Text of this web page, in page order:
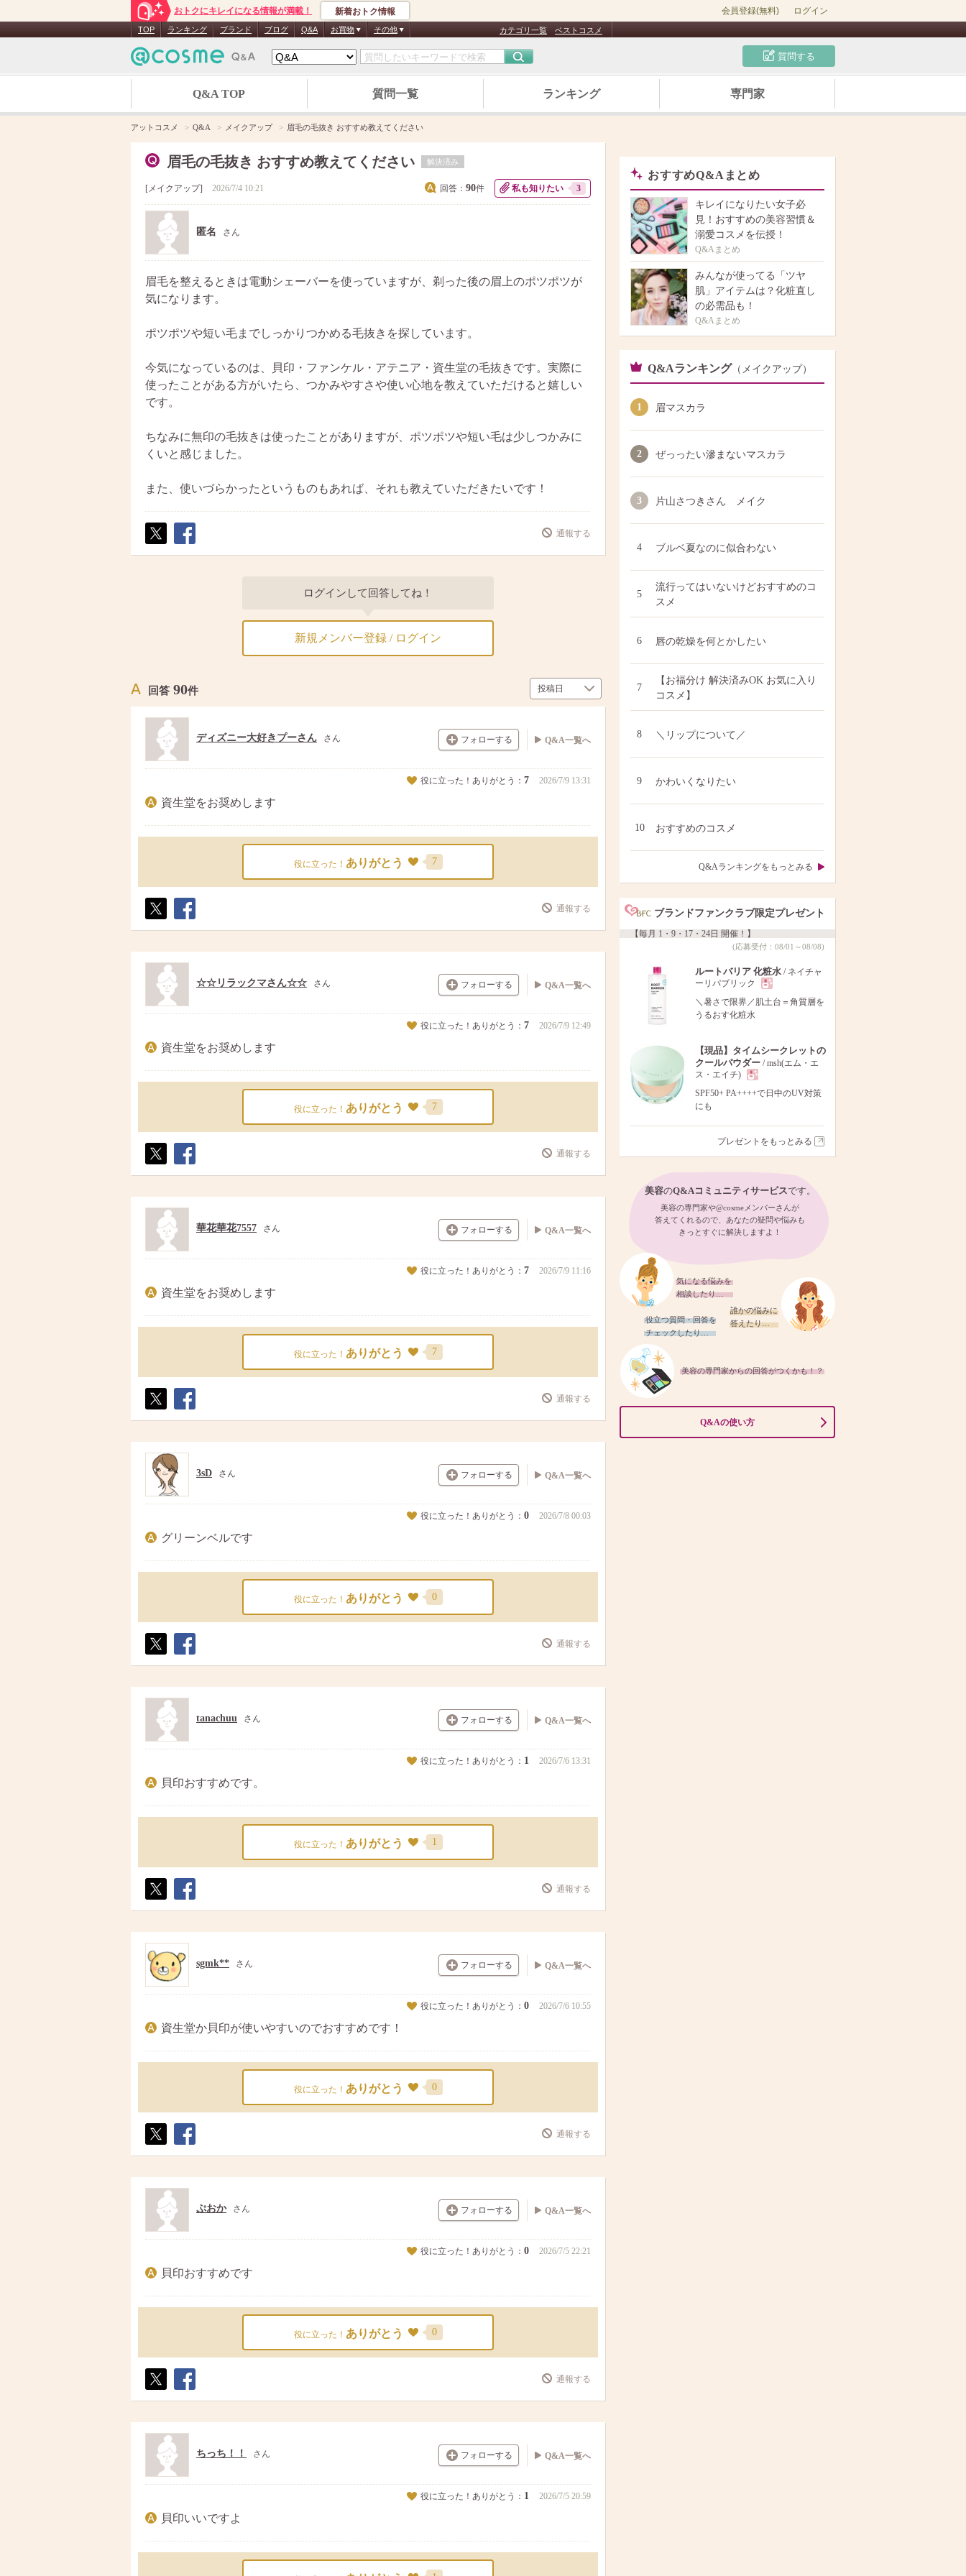
おトクにキレイになる情報が満載！ 新着おトク情報 会員登録(無料) ログイン
TOP ランキング ブランド ブログ Q&A お買物 その他 カテゴリ一覧 ベストコスメ
質問する
Q&A TOP 質問一覧 ランキング 専門家
アットコスメ Q&A メイクアップ 眉毛の毛抜き おすすめ教えてください
眉毛の毛抜き おすすめ教えてください 解決済み
メイクアップ 2026/7/4 10:21 回答： 90件 私も知りたい 3
匿名 さん
眉毛を整えるときは電動シェーバーを使っていますが、剃った後の眉上のポツポツが
気になります。
ポツポツや短い毛までしっかりつかめる毛抜きを探しています。
今気になっているのは、貝印・ファンケル・アテニア・資生堂の毛抜きです。実際に
使ったことがある方がいたら、つかみやすさや使い心地を教えていただけると嬉しい
です。
ちなみに無印の毛抜きは使ったことがありますが、ポツポツや短い毛は少しつかみに
くいと感じました。
また、使いづらかったというものもあれば、それも教えていただきたいです！
ト
ア
通報する
ログインして回答してね！
新規メンバー登録 / ログイン
回答 90件
フォローする
ディズニー大好きプーさん さん Q&A一覧へ
役に立った！ありがとう： 7 2026/7/9 13:31
資生堂をお奨めします
役に立った！ ありがとう 7
ト
ア
通報する
フォローする
☆☆リラックマさん☆☆ さん Q&A一覧へ
役に立った！ありがとう： 7 2026/7/9 12:49
資生堂をお奨めします
役に立った！ ありがとう 7
ト
ア
通報する
フォローする
華花華花7557 さん Q&A一覧へ
役に立った！ありがとう： 7 2026/7/9 11:16
資生堂をお奨めします
役に立った！ ありがとう 7
ト
ア
通報する
フォローする
3sD さん Q&A一覧へ
役に立った！ありがとう： 0 2026/7/8 00:03
グリーンベルです
役に立った！ ありがとう 0
ト
ア
通報する
フォローする
tanachuu さん Q&A一覧へ
役に立った！ありがとう： 1 2026/7/6 13:31
貝印おすすめです。
役に立った！ ありがとう 1
ト
ア
通報する
フォローする
sgmk** さん Q&A一覧へ
役に立った！ありがとう： 0 2026/7/6 10:55
資生堂か貝印が使いやすいのでおすすめです！
役に立った！ ありがとう 0
ト
ア
通報する
フォローする
ぷおか さん Q&A一覧へ
役に立った！ありがとう： 0 2026/7/5 22:21
貝印おすすめです
役に立った！ ありがとう 0
ト
ア
通報する
フォローする
ちっち！！ さん Q&A一覧へ
役に立った！ありがとう： 1 2026/7/5 20:59
貝印いいですよ
おすすめQ&Aまとめ
キレイになりたい女子必
見！おすすめの美容習慣＆
溺愛コスメを伝授！
Q&Aまとめ
みんなが使ってる「ツヤ
肌」アイテムは？化粧直し
の必需品も！
Q&Aまとめ
Q&Aランキング （メイクアップ）
1 眉マスカラ
2 ぜっったい滲まないマスカラ
3 片山さつきさん メイク
4 ブルベ夏なのに似合わない
5
流行ってはいないけどおすすめのコ
スメ
6 唇の乾燥を何とかしたい
7
【お福分け 解決済みOK お気に入り
コスメ】
8 ＼リップについて／
9 かわいくなりたい
10 おすすめのコスメ
Q&Aランキングをもっとみる
ブランドファンクラブ限定プレゼント
【毎月 1・9・17・24日 開催！】
(応募受付：08/01～08/08)
ルートバリア 化粧水 / ネイチャ
ーリパブリック
現
＼暑さで限界／肌土台＝角質層を
うるおす化粧水
【現品】タイムシークレットの
クールパウダー / msh(エム・エ
ス・エイチ)
現
SPF50+ PA++++で日中のUV対策
にも
プレゼントをもっとみる
美容のQ&Aコミュニティサービスです。
美容の専門家や@cosmeメンバーさんが
答えてくれるので、あなたの疑問や悩みも
きっとすぐに解決しますよ！
気になる悩みを
相談したり…
誰かの悩みに
答えたり…
役立つ質問・回答を
チェックしたり…
美容の専門家からの回答がつくかも！？
Q&Aの使い方